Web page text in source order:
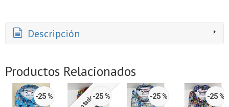
Descripción
Productos Relacionados
-25 % -25 % -25 % -25 %